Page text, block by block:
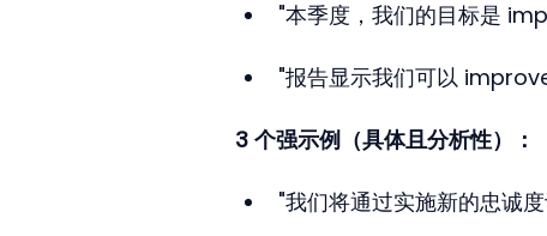
"本季度，我们的目标是
"报告显示我们可以
3 个强示例（具体且分析性）：
"我们将通过实施新的忠诚